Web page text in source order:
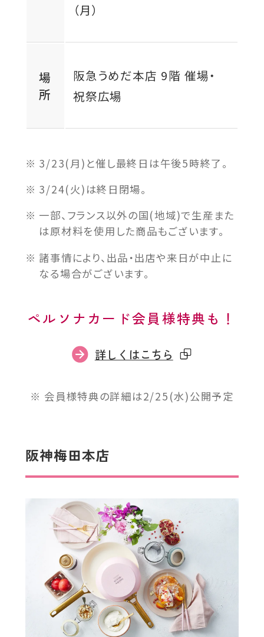
（月）
場
所
阪急うめだ本店 9階 催場・
祝祭広場
3/23(月)と催し最終日は午後5時終了。
3/24(火)は終日閉場。
一部、フランス以外の国(地域)で生産また
は原材料を使用した商品もございます。
諸事情により、出品・出店や来日が中止に
なる場合がございます。
ペルソナカード会員様特典も！
外
サ
イ
別
ウ
ン
ド
ウ
で
開
き
ま
す
詳しくはこちら
会員様特典の詳細は2/25(水)公開予定
阪神梅田本店